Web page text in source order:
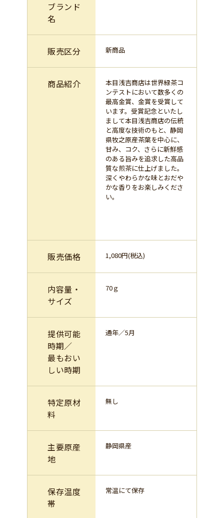
ブランド
名
販売区分 新商品
商品紹介
本目浅吉商店は世界緑茶コ
ンテストにおいて数多くの
最高金賞、金賞を受賞して
います。受賞記念といたし
まして本目浅吉商店の伝統
と高度な技術のもと、静岡
県牧之原産茶葉を中心に、
甘み、コク、さらに新鮮感
のある旨みを追求した高品
質な煎茶に仕上げました。
深くやわらかな味とおだや
かな香りをお楽しみくださ
い。
販売価格 1,080円(税込)
内容量・
サイズ
70ｇ
提供可能
時期／
最もおい
しい時期
通年／5月
特定原材
料
無し
主要原産
地
静岡県産
保存温度
帯
常温にて保存